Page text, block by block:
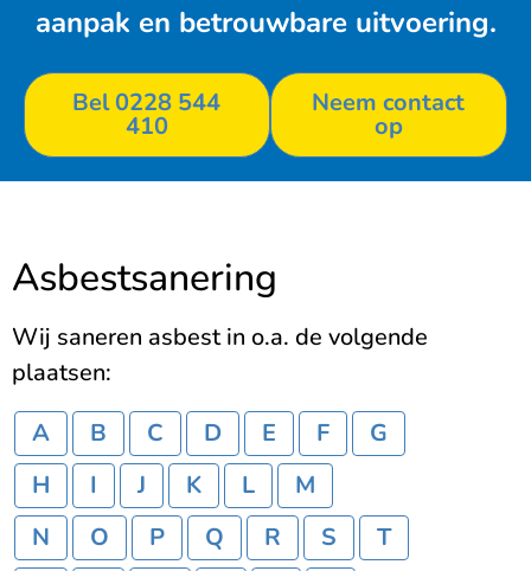
aanpak en betrouwbare uitvoering.
Bel 0228 544
410
Neem contact
op
Asbestsanering
Wij saneren asbest in o.a. de volgende
plaatsen:
A
B C D E F
G
H
I J K L
M
N
O P Q R S
T